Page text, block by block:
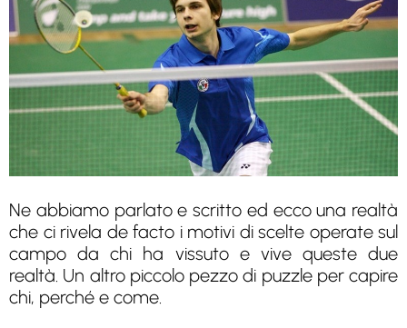
Ne abbiamo parlato e scritto ed ecco una realtà
che ci rivela de facto i motivi di scelte operate sul
campo da chi ha vissuto e vive queste due
realtà. Un altro piccolo pezzo di puzzle per capire
chi, perché e come.